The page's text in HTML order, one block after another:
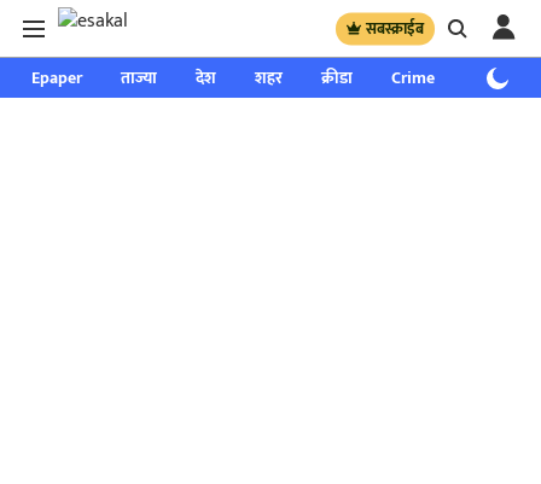
सबस्क्राईब
Epaper ताज्या देश शहर क्रीडा Crime साप्ताहिक